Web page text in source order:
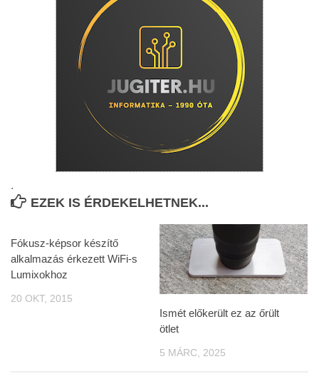
.
EZEK IS ÉRDEKELHETNEK...
Fókusz-képsor készítő
alkalmazás érkezett WiFi-s
Lumixokhoz
20 OKT, 2015
Ismét előkerült ez az őrült
ötlet
5 MÁRC, 2025